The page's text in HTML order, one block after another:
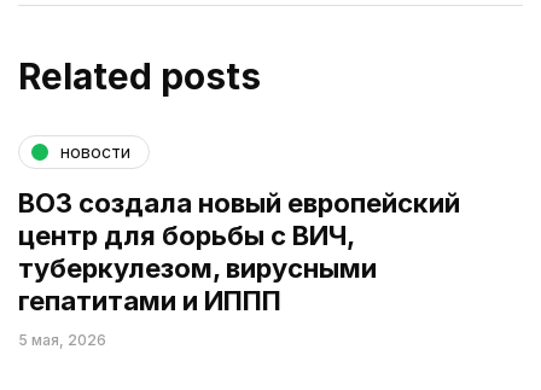
Related posts
новости
ВОЗ создала новый европейский
центр для борьбы с ВИЧ,
туберкулезом, вирусными
гепатитами и ИППП
5 мая, 2026